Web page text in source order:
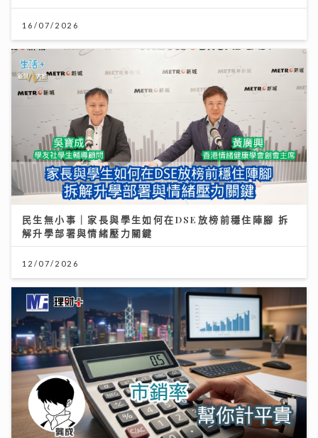
16/07/2026
民生無小事｜家長與學生如何在DSE放榜前穩住陣腳 拆
解升學部署與情緒壓力關鍵
12/07/2026